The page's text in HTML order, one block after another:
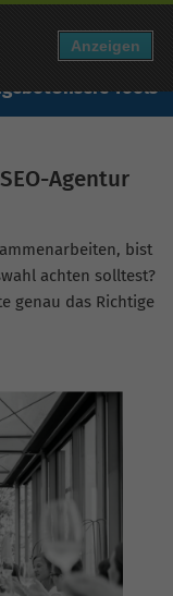
Free Account
Unsere Tools
Agentur
bist
achten solltest?
genau das Richtige
Anzeigen